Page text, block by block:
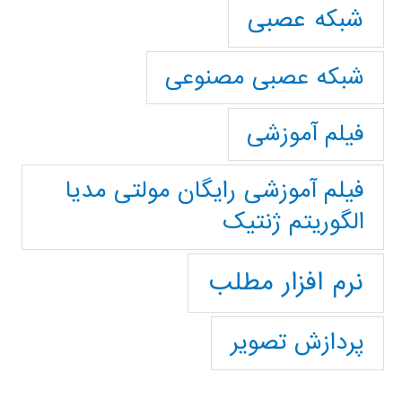
شبکه عصبی
شبکه عصبی مصنوعی
فیلم آموزشی
فیلم آموزشی رایگان مولتی مدیا
الگوریتم ژنتیک
نرم افزار مطلب
پردازش تصویر